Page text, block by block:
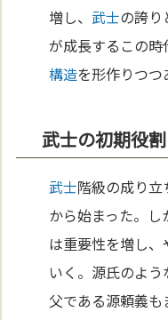
増し、 武士の誇り
が成長するこの時
構造を形作りつつ
武士の初期役
武士階級の成り立
から始まった。
は重要性を増し
いく。源氏のよ
父である源頼義